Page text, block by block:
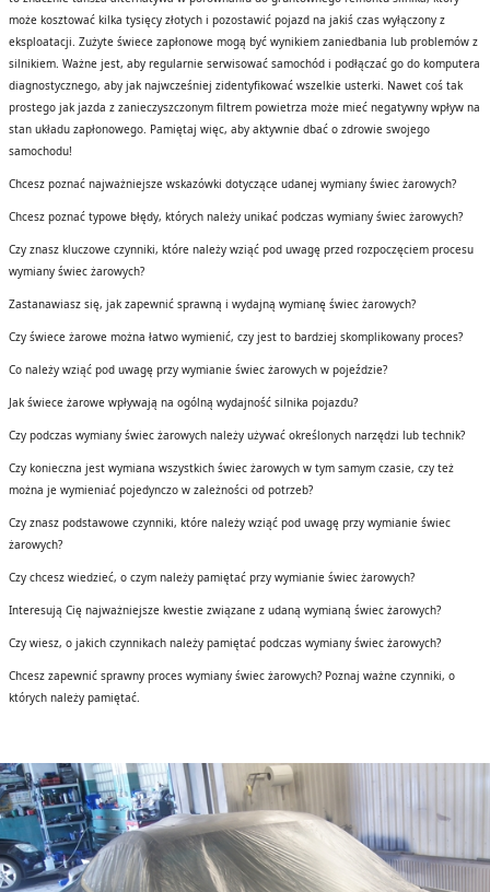
może kosztować kilka tysięcy złotych i pozostawić pojazd na jakiś czas wyłączony z
eksploatacji. Zużyte świece zapłonowe mogą być wynikiem zaniedbania lub problemów z
silnikiem. Ważne jest, aby regularnie serwisować samochód i podłączać go do komputera
diagnostycznego, aby jak najwcześniej zidentyfikować wszelkie usterki. Nawet coś tak
prostego jak jazda z zanieczyszczonym filtrem powietrza może mieć negatywny wpływ na
stan układu zapłonowego. Pamiętaj więc, aby aktywnie dbać o zdrowie swojego
samochodu!
Chcesz poznać najważniejsze wskazówki dotyczące udanej wymiany świec żarowych?
Chcesz poznać typowe błędy, których należy unikać podczas wymiany świec żarowych?
Czy znasz kluczowe czynniki, które należy wziąć pod uwagę przed rozpoczęciem procesu
wymiany świec żarowych?
Zastanawiasz się, jak zapewnić sprawną i wydajną wymianę świec żarowych?
Czy świece żarowe można łatwo wymienić, czy jest to bardziej skomplikowany proces?
Co należy wziąć pod uwagę przy wymianie świec żarowych w pojeździe?
Jak świece żarowe wpływają na ogólną wydajność silnika pojazdu?
Czy podczas wymiany świec żarowych należy używać określonych narzędzi lub technik?
Czy konieczna jest wymiana wszystkich świec żarowych w tym samym czasie, czy też
można je wymieniać pojedynczo w zależności od potrzeb?
Czy znasz podstawowe czynniki, które należy wziąć pod uwagę przy wymianie świec
żarowych?
Czy chcesz wiedzieć, o czym należy pamiętać przy wymianie świec żarowych?
Interesują Cię najważniejsze kwestie związane z udaną wymianą świec żarowych?
Czy wiesz, o jakich czynnikach należy pamiętać podczas wymiany świec żarowych?
Chcesz zapewnić sprawny proces wymiany świec żarowych? Poznaj ważne czynniki, o
których należy pamiętać.